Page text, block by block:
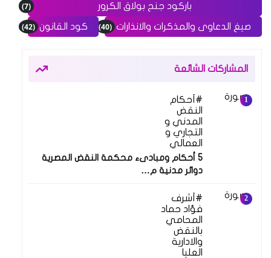
باركود جنح بولاق الكرور (7)
صيغ الدعاوى والمذكرات والانذارات (40) كود القانون (42)
المشاركات الشائعة
أحكام
النقض
المدني و
التجاري و
العمالي
5 أحكام ومبادىء محكمة النقض المصرية
دوائر مدنية م…
أشرف
فؤاد حماد
المحامي
بالنقض
والادارية
العليا